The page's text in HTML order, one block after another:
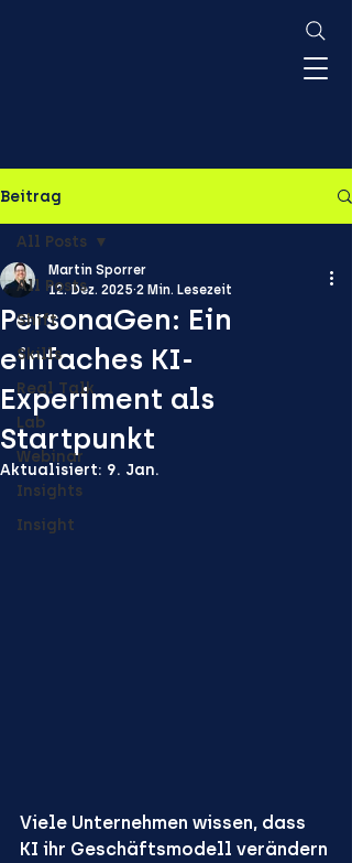
Beitrag
All Posts
Shift
Skills
Real Talk
Lab
Webinar
Insights
Insight
All Posts
PersonaGen: Ein
einfaches KI-
Experiment als
Startpunkt
Martin Sporrer
12. Dez. 2025 2 Min. Lesezeit
Aktualisiert: 9. Jan.
Viele Unternehmen wissen, dass
KI ihr Geschäftsmodell verändern